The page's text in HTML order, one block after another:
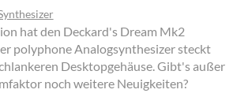
hat den Deckard's Dream Mk2
polyphone Analogsynthesizer steckt
Desktopgehäuse. Gibt's außer
noch weitere Neuigkeiten?